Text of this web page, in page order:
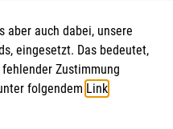
aber auch dabei, unsere
eingesetzt. Das bedeutet,
Zustimmung
folgendem Link